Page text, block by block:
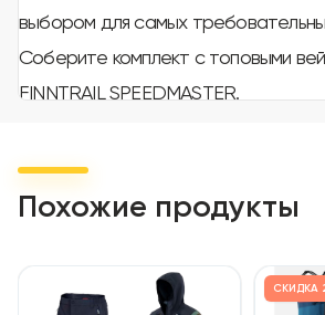
выбором для самых
Соберите комплект с топовыми
FINNTRAIL SPEEDMASTER.
Четырёхслойный материал
сильный дождь в течение 24 часов.
пропускает воду внутрь. Пропитка
отталкивает воду и препятствует
Похожие продукты
СКИДКА